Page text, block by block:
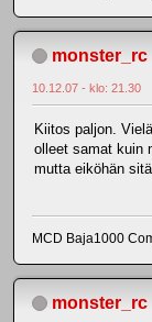
monster_rc
10.12.07 - klo: 21.30
Kiitos paljon.
olleet samat kuin
mutta eiköhän
MCD Baja1000
monster_rc